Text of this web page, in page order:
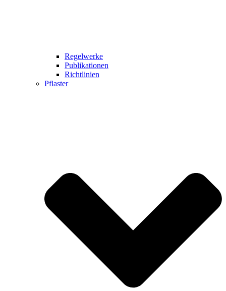
Regelwerke
Publikationen
Richtlinien
Pflaster